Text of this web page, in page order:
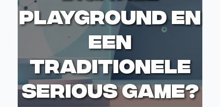
playground en
een
traditionele
serious game?